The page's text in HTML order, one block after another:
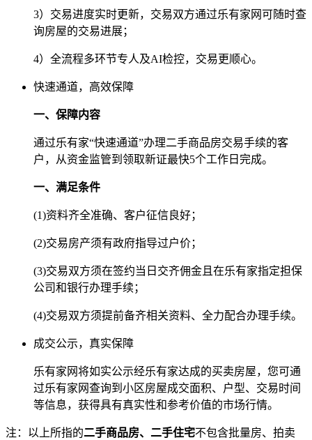
3）交易进度实时更新，交易双方通过乐有家网可随时查
询房屋的交易进展；
4）全流程多环节专人及AI检控，交易更顺心。
快速通道，高效保障
一、保障内容
通过乐有家“快速通道”办理二手商品房交易手续的客
户，从资金监管到领取新证最快5个工作日完成。
一、满足条件
(1)资料齐全准确、客户征信良好；
(2)交易房产须有政府指导过户价；
(3)交易双方须在签约当日交齐佣金且在乐有家指定担保
公司和银行办理手续；
(4)交易双方须提前备齐相关资料、全力配合办理手续。
成交公示，真实保障
乐有家网将如实公示经乐有家达成的买卖房屋，您可通
过乐有家网查询到小区房屋成交面积、户型、交易时间
等信息，获得具有真实性和参考价值的市场行情。
注：以上所指的二手商品房、二手住宅不包含批量房、拍卖